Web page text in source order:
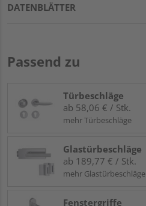
DATENBLÄTTER
Passend zu
Türbeschläge
ab 58,06 € / Stk.
mehr Türbeschläge
Glastürbeschläge
ab 189,77 € / Stk.
mehr Glastürbeschläge
Fenstergriffe